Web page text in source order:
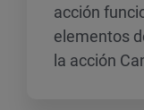
acción
elementos
la acción